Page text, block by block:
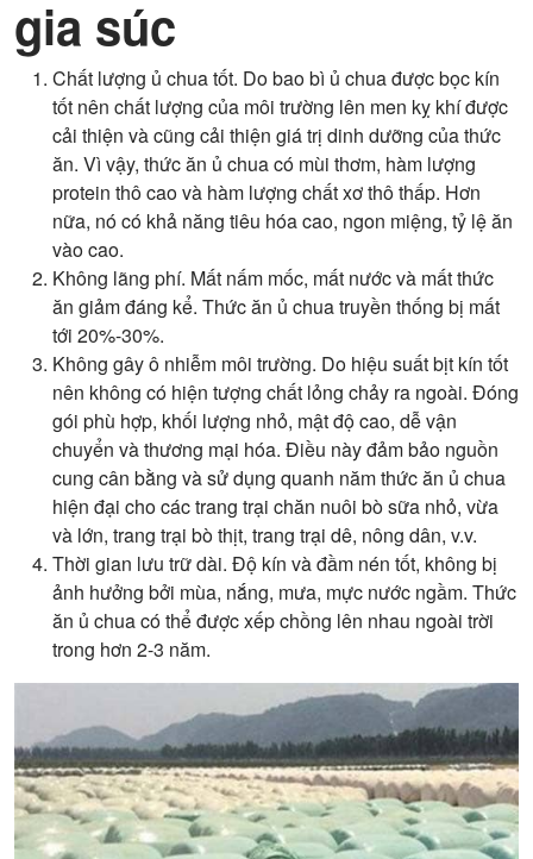
gia súc
Chất lượng ủ chua tốt. Do bao bì ủ chua được bọc kín
tốt nên chất lượng của môi trường lên men kỵ khí được
cải thiện và cũng cải thiện giá trị dinh dưỡng của thức
ăn. Vì vậy, thức ăn ủ chua có mùi thơm, hàm lượng
protein thô cao và hàm lượng chất xơ thô thấp. Hơn
nữa, nó có khả năng tiêu hóa cao, ngon miệng, tỷ lệ ăn
vào cao.
Không lãng phí. Mất nấm mốc, mất nước và mất thức
ăn giảm đáng kể. Thức ăn ủ chua truyền thống bị mất
tới 20%-30%.
Không gây ô nhiễm môi trường. Do hiệu suất bịt kín tốt
nên không có hiện tượng chất lỏng chảy ra ngoài. Đóng
gói phù hợp, khối lượng nhỏ, mật độ cao, dễ vận
chuyển và thương mại hóa. Điều này đảm bảo nguồn
cung cân bằng và sử dụng quanh năm thức ăn ủ chua
hiện đại cho các trang trại chăn nuôi bò sữa nhỏ, vừa
và lớn, trang trại bò thịt, trang trại dê, nông dân, v.v.
Thời gian lưu trữ dài. Độ kín và đầm nén tốt, không bị
ảnh hưởng bởi mùa, nắng, mưa, mực nước ngầm. Thức
ăn ủ chua có thể được xếp chồng lên nhau ngoài trời
trong hơn 2-3 năm.